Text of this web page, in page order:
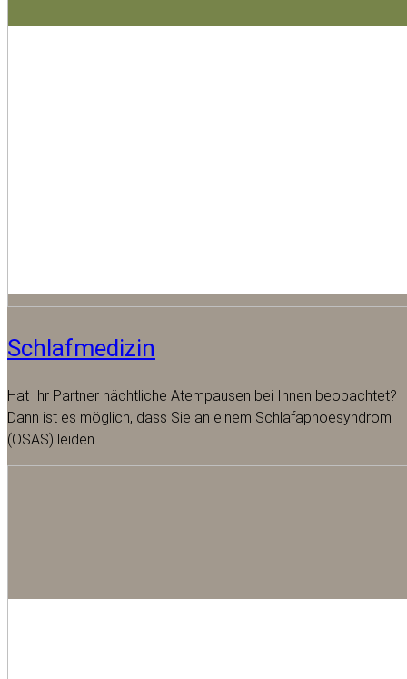
Schlafmedizin
Hat Ihr Partner nächtliche Atempausen bei Ihnen beobachtet?
Dann ist es möglich, dass Sie an einem Schlafapnoesyndrom
(OSAS) leiden.